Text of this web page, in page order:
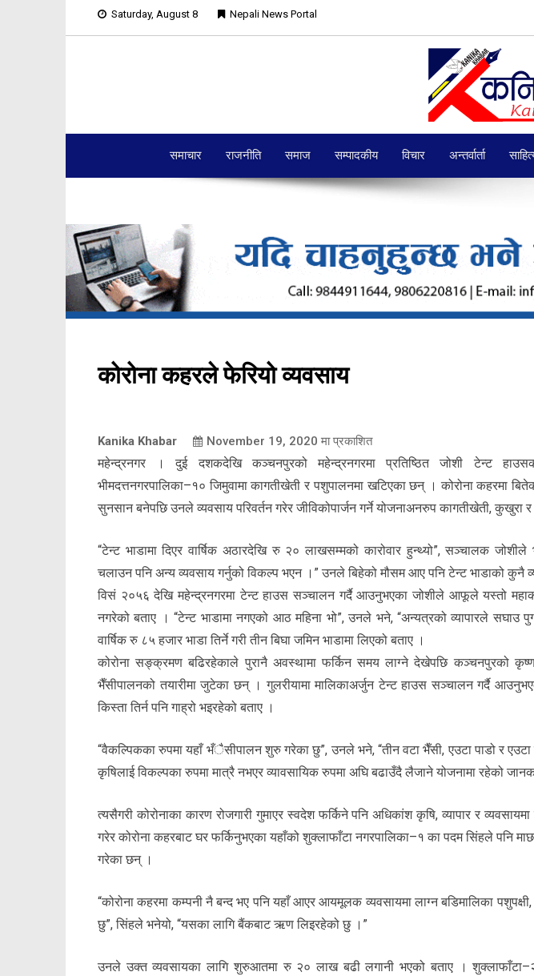
Saturday, August 8 Nepali News Portal
समाचार राजनीति समाज सम्पादकीय विचार अन्तर्वार्ता
कोरोना कहरले फेरियो व्यवसाय
Kanika Khabar November 19, 2020 मा प्रकाशित
महेन्द्रनगर । दुई दशकदेखि कञ्चनपुरको महेन्द्रनगरमा प्रतिष्ठित जोशी टेन्ट
भीमदत्तनगरपालिका–१० जिमुवामा कागतीखेती र पशुपालनमा खटिएका छन् । कोरोना कहरमा
सुनसान बनेपछि उनले व्यवसाय परिवर्तन गरेर जीविकोपार्जन गर्ने योजनाअनरुप कागतीखेती, कुखुरा र
“टेन्ट भाडामा दिएर वार्षिक अठारदेखि रु २० लाखसम्मको कारोवार हुन्थ्यो”, सञ्चालक जोशीले
चलाउन पनि अन्य व्यवसाय गर्नुको विकल्प भएन ।” उनले बिहेको मौसम आए पनि टेन्ट भाडाको कुनै
विसं २०५६ देखि महेन्द्रनगरमा टेन्ट हाउस सञ्चालन गर्दै आउनुभएका जोशीले आफूले यस्तो
नगरेको बताए । “टेन्ट भाडामा नगएको आठ महिना भो”, उनले भने, “अन्यत्रको व्यापारले सघाउ
वार्षिक रु ८५ हजार भाडा तिर्ने गरी तीन बिघा जमिन भाडामा लिएको बताए ।
कोरोना सङ्क्रमण बढिरहेकाले पुरानै अवस्थामा फर्किन समय लाग्ने देखेपछि कञ्चनपुरको
भैँसीपालनको तयारीमा जुटेका छन् । गुलरीयामा मालिकाअर्जुन टेन्ट हाउस सञ्चालन गर्दै
किस्ता तिर्न पनि गाह्रो भइरहेको बताए ।
“वैकल्पिकका रुपमा यहाँ भँैसीपालन शुरु गरेका छु”, उनले भने, “तीन वटा भैँसी, एउटा पाडो र
कृषिलाई विकल्पका रुपमा मात्रै नभएर व्यावसायिक रुपमा अघि बढाउँदै लैजाने योजनामा रहेको
त्यसैगरी कोरोनाका कारण रोजगारी गुमाएर स्वदेश फर्किने पनि अधिकांश कृषि, व्यापार र
गरेर कोरोना कहरबाट घर फर्किनुभएका यहाँको शुक्लाफाँटा नगरपालिका–१ का पदम सिंहले पनि
गरेका छन् ।
“कोरोना कहरमा कम्पनी नै बन्द भए पनि यहाँ आएर आयमूलक व्यवसायमा लाग्न बडिमालिका पशुपक्षी,
छु”, सिंहले भनेयो, “यसका लागि बैंकबाट ऋण लिइरहेको छु ।”
उनले उक्त व्यवसायका लागि शुरुआतमा रु २० लाख बढी लगानी भएको बताए । शुक्लाफाँटा–२